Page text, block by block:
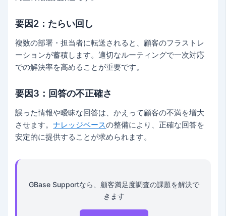
要因2：たらい回し
複数の部署・担当者に転送されると、顧客のフラストレ
ーションが蓄積します。適切なルーティングで一次対応
での解決率を高めることが重要です。
要因3：回答の不正確さ
誤った情報や曖昧な回答は、かえって顧客の不満を増大
させます。ナレッジベースの整備により、正確な回答を
安定的に提供することが求められます。
GBase Supportなら、顧客満足度調査の課題を解決で
きます